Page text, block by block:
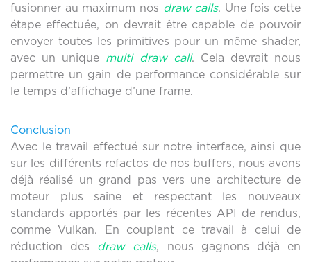
fusionner au maximum nos draw calls. Une fois cette
étape effectuée, on devrait être capable de pouvoir
envoyer toutes les primitives pour un même shader,
avec un unique multi draw call. Cela devrait nous
permettre un gain de performance considérable sur
le temps d’affichage d’une frame.
Conclusion
Avec le travail effectué sur notre interface, ainsi que
sur les différents refactos de nos buffers, nous avons
déjà réalisé un grand pas vers une architecture de
moteur plus saine et respectant les nouveaux
standards apportés par les récentes API de rendus,
comme Vulkan. En couplant ce travail à celui de
réduction des draw calls, nous gagnons déjà en